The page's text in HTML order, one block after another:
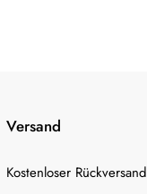
Versand
Kostenloser Rückversand